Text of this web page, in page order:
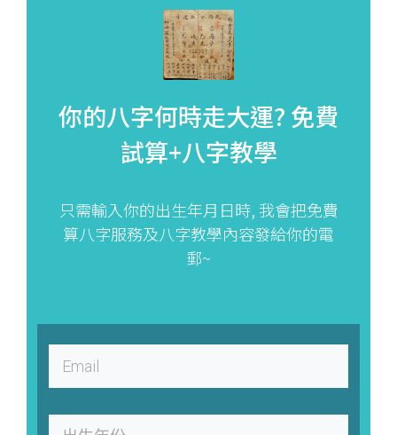
你的八字何時走大運? 免費
試算+八字教學
只需輸入你的出生年月日時, 我會把免費
算八字服務及八字教學內容發給你的電
郵~